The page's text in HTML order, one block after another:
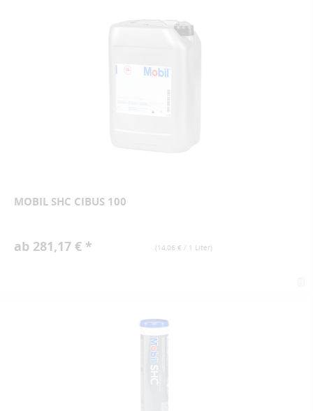
MOBIL SHC CIBUS 100
(14,06 € / 1 Liter)
ab 281,17 € *